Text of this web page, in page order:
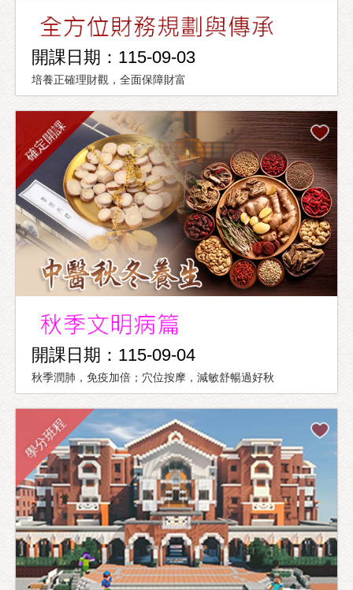
開課日期：115-09-03
培養正確理財觀，全面保障財富
確定開課
開課日期：115-09-04
秋季潤肺，免疫加倍；穴位按摩，減敏舒暢過好秋
學分班程